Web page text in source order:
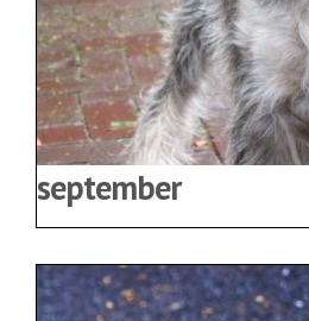
september